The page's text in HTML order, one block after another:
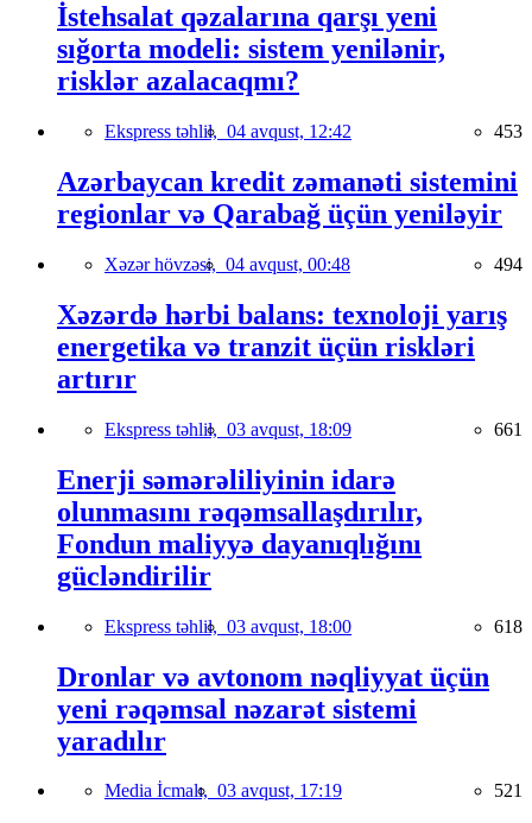
İstehsalat qəzalarına qarşı yeni
sığorta modeli: sistem yenilənir,
risklər azalacaqmı?
Ekspress təhlil, 04 avqust, 12:42 453
Azərbaycan kredit zəmanəti sistemini
regionlar və Qarabağ üçün yeniləyir
Xəzər hövzəsi, 04 avqust, 00:48 494
Xəzərdə hərbi balans: texnoloji yarış
energetika və tranzit üçün riskləri
artırır
Ekspress təhlil, 03 avqust, 18:09 661
Enerji səmərəliliyinin idarə
olunmasını rəqəmsallaşdırılır,
Fondun maliyyə dayanıqlığını
gücləndirilir
Ekspress təhlil, 03 avqust, 18:00 618
Dronlar və avtonom nəqliyyat üçün
yeni rəqəmsal nəzarət sistemi
yaradılır
Media İcmalı, 03 avqust, 17:19 521